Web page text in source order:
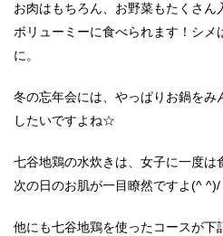
お肉はもちろん、お野菜もたくさん
ボリューミーに食べられます！シメ
に。
冬の忘年会には、やっぱりお鍋をみ
したいですよね☆
七谷地鶏の水炊きは、女子に一度は
次の日のお肌が一目瞭然ですよ(^ ^)/
他にも七谷地鶏を使ったコースが下